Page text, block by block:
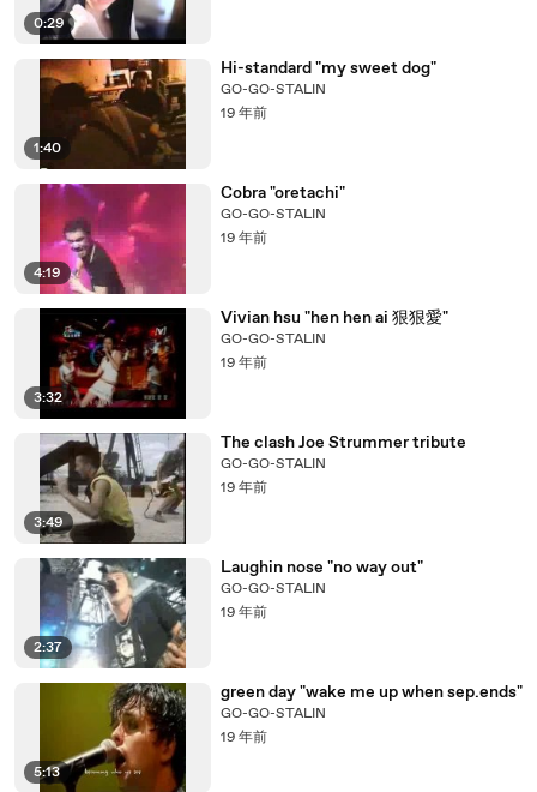
0:29
1:40
Hi-standard "my sweet dog"
GO-GO-STALIN
19 年前
4:19
Cobra "oretachi"
GO-GO-STALIN
19 年前
3:32
Vivian hsu "hen hen ai 狠狠愛"
GO-GO-STALIN
19 年前
3:49
The clash Joe Strummer tribute
GO-GO-STALIN
19 年前
2:37
Laughin nose "no way out"
GO-GO-STALIN
19 年前
5:13
green day "wake me up when sep.ends"
GO-GO-STALIN
19 年前